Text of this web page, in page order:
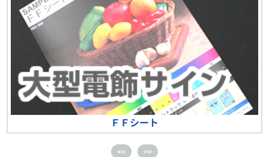
ＦＦシート
<< >>